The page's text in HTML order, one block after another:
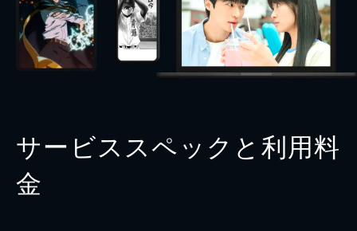
サービススペックと利用料
金